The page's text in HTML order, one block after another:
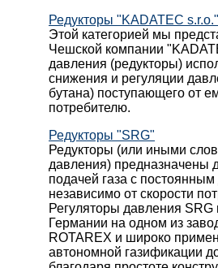
Редукторы "KADATEC s.r.o."
Этой категорией мы
Чешской компании
давления (редукторы)
снижения и регуляции
бутана) поступающего от
потребителю.
Редукторы "SRG"
Редукторы (или иными
давления) предназначены
подачей газа с
независимо от скорости
Регуляторы давления SRG
Германии на одном из
ROTAREX и широко
автономной газификации